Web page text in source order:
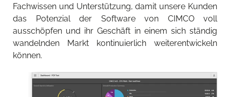
Fachwissen und Unterstützung, damit unsere Kunden
das Potenzial der Software von CIMCO voll
ausschöpfen und ihr Geschäft in einem sich ständig
wandelnden Markt kontinuierlich weiterentwickeln
können.